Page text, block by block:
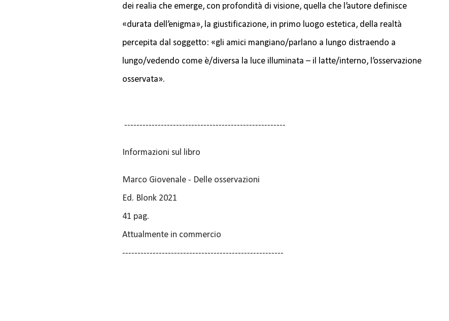
dei realia che emerge, con profondità di visione, quella che l’autore definisce
«durata dell’enigma», la giustificazione, in primo luogo estetica, della realtà
percepita dal soggetto: «gli amici mangiano/parlano a lungo distraendo a
lungo/vedendo come è/diversa la luce illuminata – il latte/interno, l’osservazione
osservata».
-----------------------------------------------------
Informazioni sul libro
Marco Giovenale - Delle osservazioni
Ed. Blonk 2021
41 pag.
Attualmente in commercio
-----------------------------------------------------